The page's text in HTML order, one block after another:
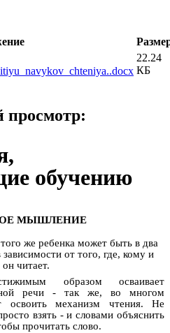
22.24
КБ
просмотр:
обучению
МЫШЛЕНИЕ
же ребенка может быть в два
от того, где, кому и
он читает.
образом осваивает
речи - так же, во многом
освоить механизм чтения. Не
взять - и словами объяснить
прочитать слово.